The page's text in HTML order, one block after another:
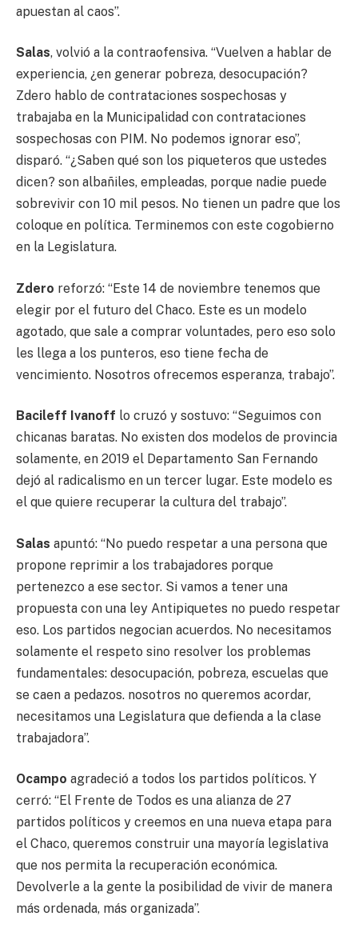
apuestan al caos”.
Salas, volvió a la contraofensiva. “Vuelven a hablar de
experiencia, ¿en generar pobreza, desocupación?
Zdero hablo de contrataciones sospechosas y
trabajaba en la Municipalidad con contrataciones
sospechosas con PIM. No podemos ignorar eso”,
disparó. “¿Saben qué son los piqueteros que ustedes
dicen? son albañiles, empleadas, porque nadie puede
sobrevivir con 10 mil pesos. No tienen un padre que los
coloque en política. Terminemos con este cogobierno
en la Legislatura.
Zdero reforzó: “Este 14 de noviembre tenemos que
elegir por el futuro del Chaco. Este es un modelo
agotado, que sale a comprar voluntades, pero eso solo
les llega a los punteros, eso tiene fecha de
vencimiento. Nosotros ofrecemos esperanza, trabajo”.
Bacileff Ivanoff lo cruzó y sostuvo: “Seguimos con
chicanas baratas. No existen dos modelos de provincia
solamente, en 2019 el Departamento San Fernando
dejó al radicalismo en un tercer lugar. Este modelo es
el que quiere recuperar la cultura del trabajo”.
Salas apuntó: “No puedo respetar a una persona que
propone reprimir a los trabajadores porque
pertenezco a ese sector. Si vamos a tener una
propuesta con una ley Antipiquetes no puedo respetar
eso. Los partidos negocian acuerdos. No necesitamos
solamente el respeto sino resolver los problemas
fundamentales: desocupación, pobreza, escuelas que
se caen a pedazos. nosotros no queremos acordar,
necesitamos una Legislatura que defienda a la clase
trabajadora”.
Ocampo agradeció a todos los partidos políticos. Y
cerró: “El Frente de Todos es una alianza de 27
partidos políticos y creemos en una nueva etapa para
el Chaco, queremos construir una mayoría legislativa
que nos permita la recuperación económica.
Devolverle a la gente la posibilidad de vivir de manera
más ordenada, más organizada”.